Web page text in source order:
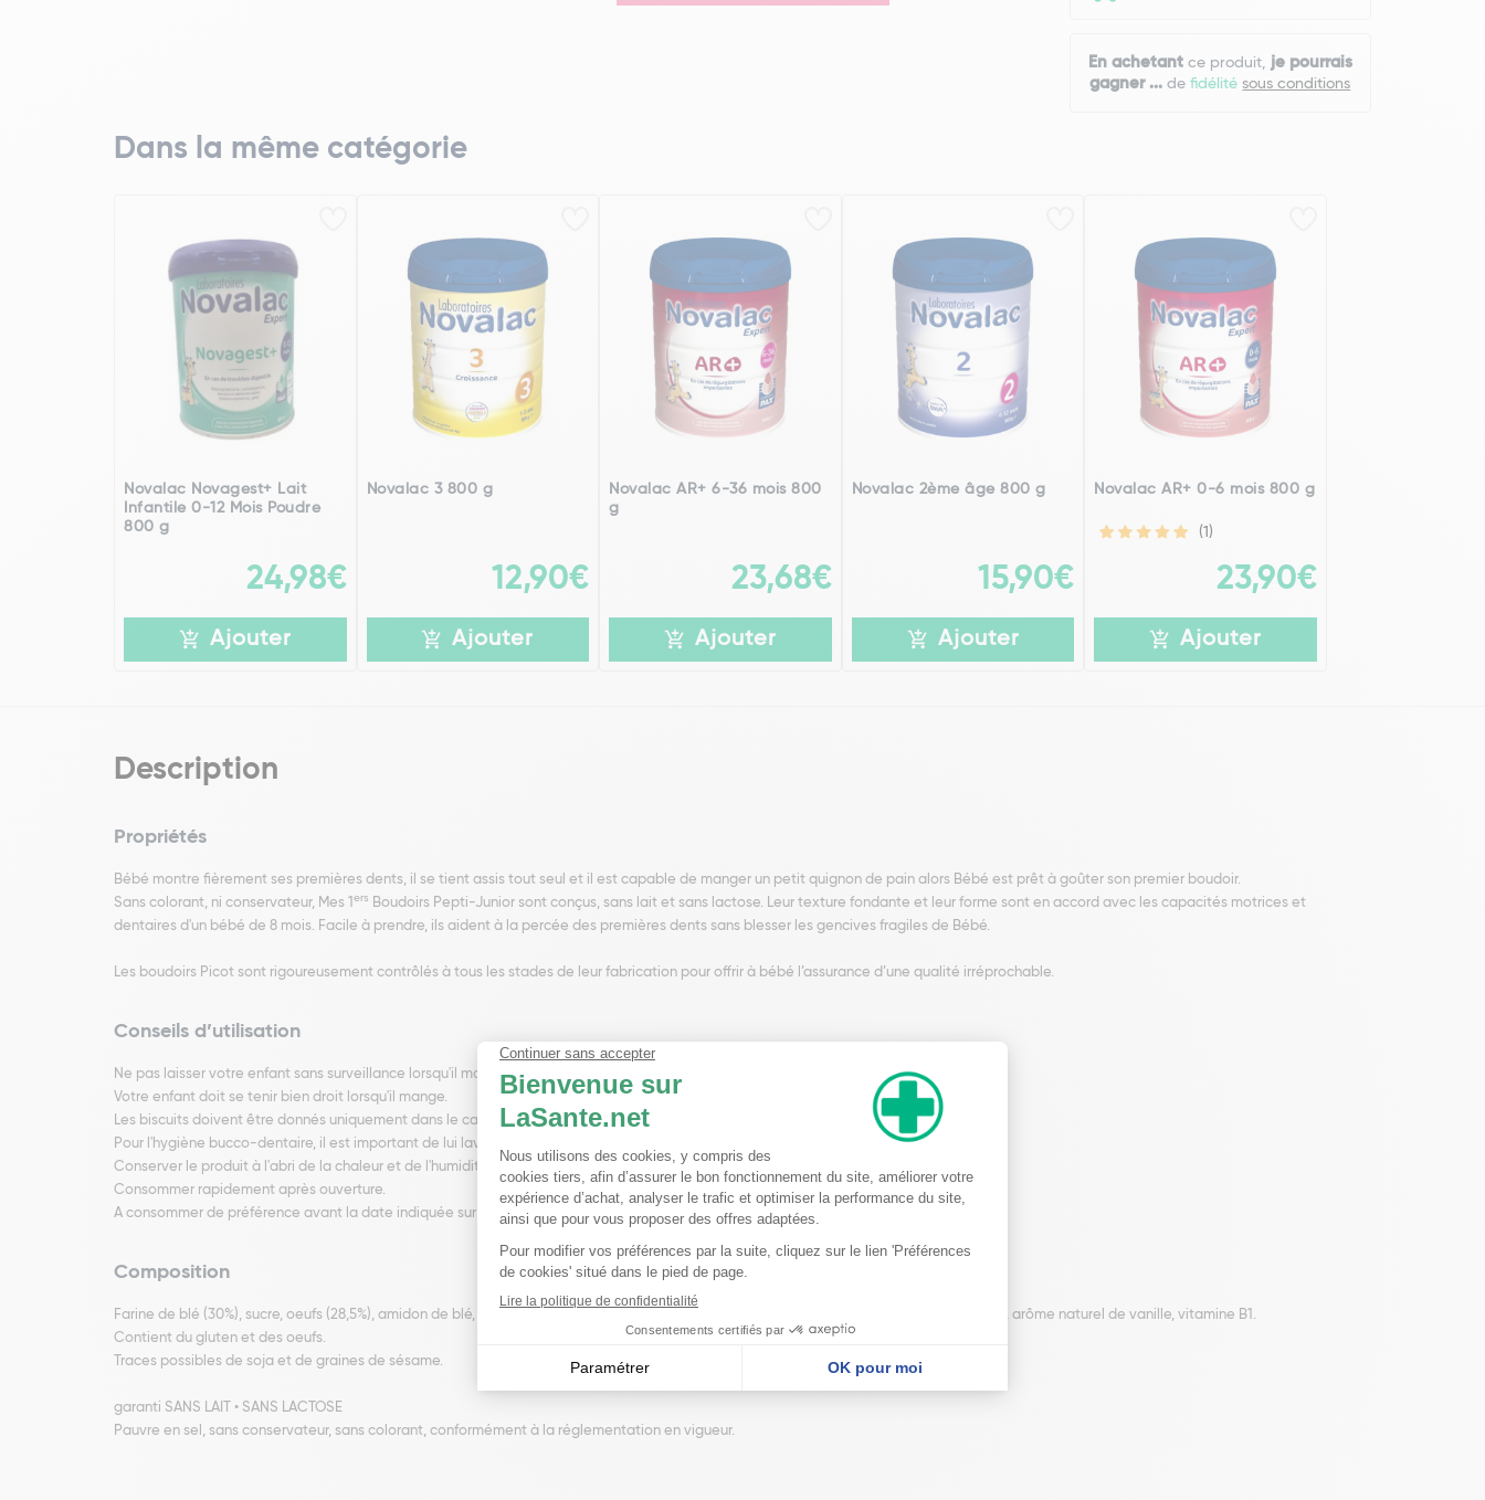
En achetantce produit, je pourrais
gagner ... defidélitésous conditions
Dans la même catégorie
Novalac Novagest+ Lait
Infantile 0-12 Mois Poudre
800 g
24,98€
Ajouter
Novalac 3 800 g
12,90€
Ajouter
Novalac AR+ 6-36 mois 800
g
23,68€
Ajouter
Novalac 2ème âge 800 g
15,90€
Ajouter
Novalac AR+ 0-6 mois 800 g
(1)
23,90€
Ajouter
Description
Propriétés
Bébé montre fièrement ses premières dents, il se tient assis tout seul et il est capable de manger un petit quignon de pain alors Bébé est prêt à goûter son premier boudoir.
Sans colorant, ni conservateur, Mes 1 ers Boudoirs Pepti-Junior sont conçus, sans lait et sans lactose. Leur texture fondante et leur forme sont en accord avec les capacités motrices et
dentaires d'un bébé de 8 mois. Facile à prendre, ils aident à la percée des premières dents sans blesser les gencives fragiles de Bébé.
Les boudoirs Picot sont rigoureusement contrôlés à tous les stades de leur fabrication pour offrir à bébé l’assurance d’une qualité irréprochable.
Conseils d’utilisation
Ne pas laisser votre enfant sans surveillance lorsqu'il mange.
Votre enfant doit se tenir bien droit lorsqu'il mange.
Les biscuits doivent être donnés uniquement dans le cadre de repas structurés comme le petit déjeuner ou le goûter.
Pour l'hygiène bucco-dentaire, il est important de lui laver les dents régulièrement.
Conserver le produit à l'abri de la chaleur et de l'humidité.
Consommer rapidement après ouverture.
A consommer de préférence avant la date indiquée sur la boîte.
Composition
Farine de blé (30%), sucre, oeufs (28,5%), amidon de blé, huile de colza, poudre à lever (carbonates d’ammonium, tartrates de potassium), arôme naturel de vanille, vitamine B1.
Contient du gluten et des oeufs.
Traces possibles de soja et de graines de sésame.
garanti SANS LAIT • SANS LACTOSE
Pauvre en sel, sans conservateur, sans colorant, conformément à la réglementation en vigueur.